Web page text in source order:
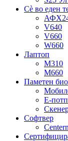
Сè во еден
V640
V660
W660
Лаптоп
М310
М660
Паметен
Е-
Софтвер